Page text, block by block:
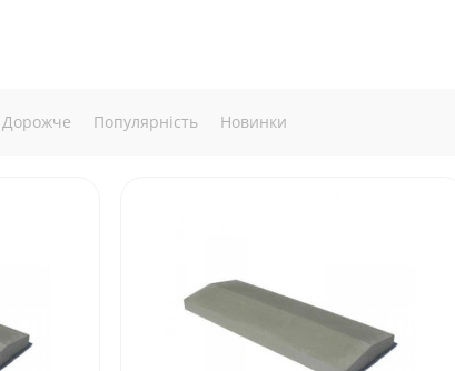
Дорожче Популярність Новинки